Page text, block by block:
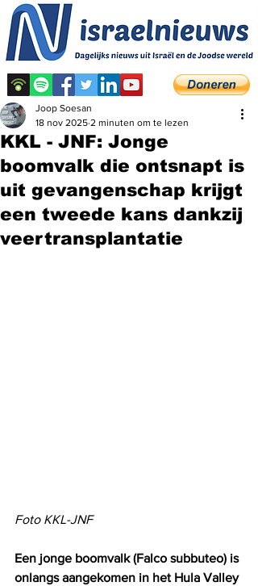
KKL - JNF: Jonge
boomvalk die ontsnapt is
uit gevangenschap krijgt
een tweede kans dankzij
veertransplantatie
Joop Soesan
18 nov 2025 2 minuten om te lezen
Foto KKL-JNF
Een jonge boomvalk (Falco subbuteo) is
onlangs aangekomen in het Hula Valley